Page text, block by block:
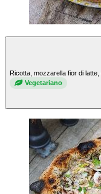
Ricotta, mozzarella fior di
Vegetariano